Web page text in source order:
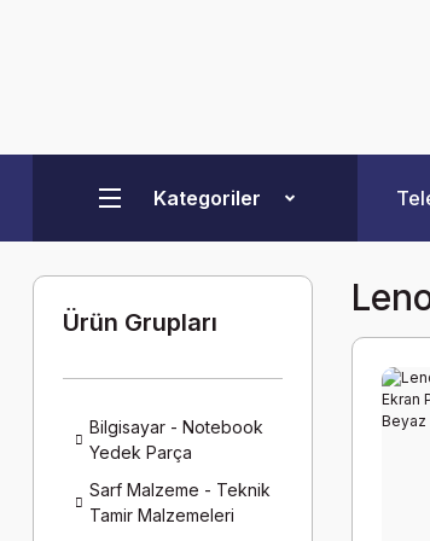
Kategoriler
Ürün Grupları
Bilgisayar - Notebook
Yedek Parça
Sarf Malzeme - Teknik
Tamir Malzemeleri